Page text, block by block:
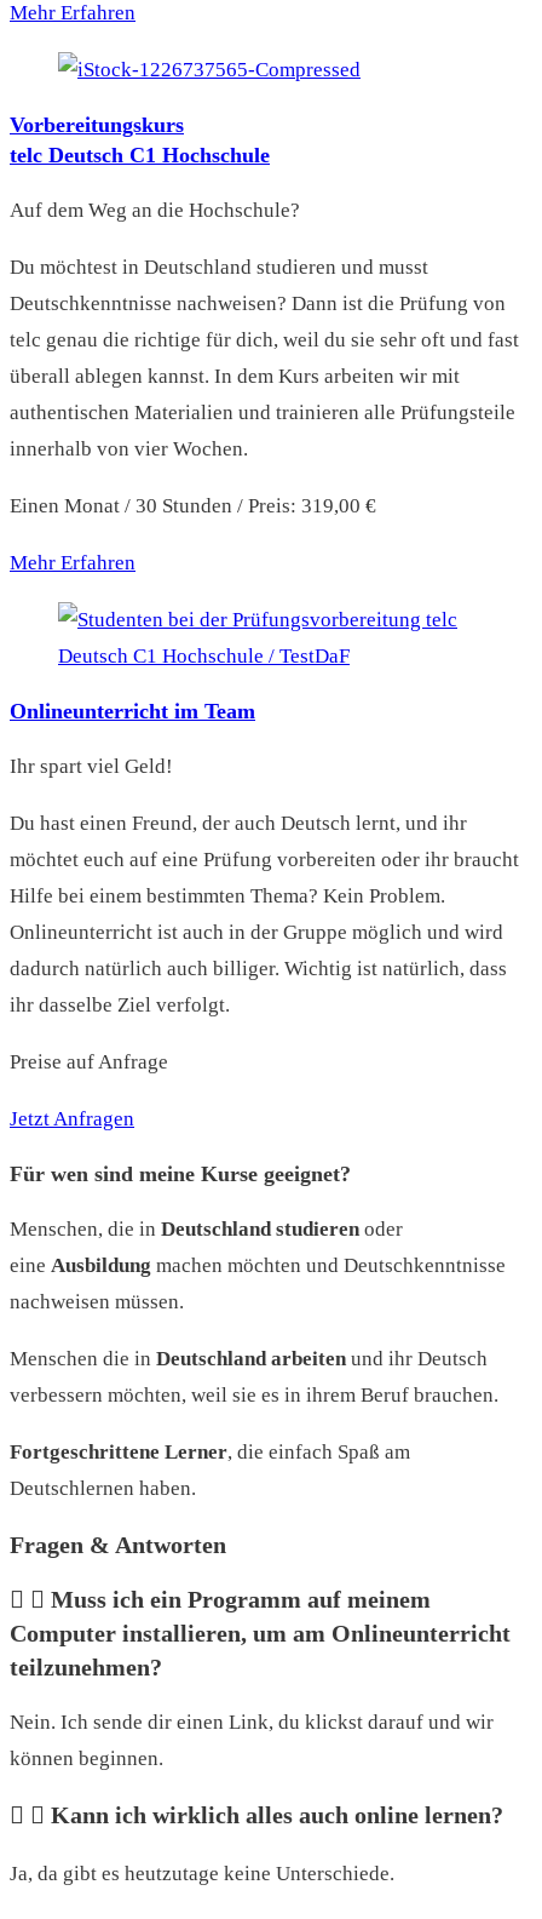
Mehr Erfahren
Vorbereitungskurs
telc Deutsch C1 Hochschule
Auf dem Weg an die Hochschule?
Du möchtest in Deutschland studieren und musst
Deutschkenntnisse nachweisen? Dann ist die Prüfung von
telc genau die richtige für dich, weil du sie sehr oft und fast
überall ablegen kannst. In dem Kurs arbeiten wir mit
authentischen Materialien und trainieren alle Prüfungsteile
innerhalb von vier Wochen.
Einen Monat / 30 Stunden / Preis: 319,00 €
Mehr Erfahren
Onlineunterricht im Team
Ihr spart viel Geld!
Du hast einen Freund, der auch Deutsch lernt, und ihr
möchtet euch auf eine Prüfung vorbereiten oder ihr braucht
Hilfe bei einem bestimmten Thema? Kein Problem.
Onlineunterricht ist auch in der Gruppe möglich und wird
dadurch natürlich auch billiger. Wichtig ist natürlich, dass
ihr dasselbe Ziel verfolgt.
Preise auf Anfrage
Jetzt Anfragen
Für wen sind meine Kurse geeignet?
Menschen, die in Deutschland studieren oder
eine Ausbildung machen möchten und Deutschkenntnisse
nachweisen müssen.
Menschen die in Deutschland arbeiten und ihr Deutsch
verbessern möchten, weil sie es in ihrem Beruf brauchen.
Fortgeschrittene Lerner, die einfach Spaß am
Deutschlernen haben.
Fragen & Antworten
Muss ich ein Programm auf meinem
Computer installieren, um am Onlineunterricht
teilzunehmen?
Nein. Ich sende dir einen Link, du klickst darauf und wir
können beginnen.
Kann ich wirklich alles auch online lernen?
Ja, da gibt es heutzutage keine Unterschiede.